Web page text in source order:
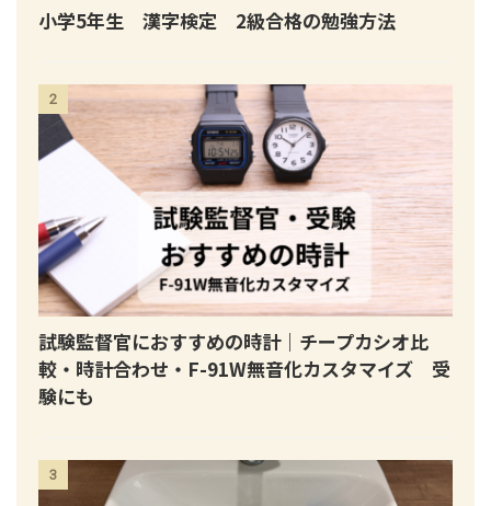
小学5年生 漢字検定 2級合格の勉強方法
2
試験監督官におすすめの時計｜チープカシオ比
較・時計合わせ・F-91W無音化カスタマイズ 受
験にも
3